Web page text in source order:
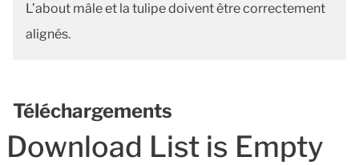
L’about mâle et la tulipe doivent être correctement
alignés.
Téléchargements
Download List is Empty